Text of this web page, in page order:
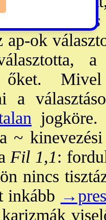
dioecesis
ap-ok
őket.
a
~
Fil 1,1:
nincs
inkább